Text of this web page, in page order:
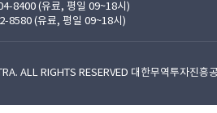
8400 (유료, 평일 09~18시)
8580 (유료, 평일 09~18시)
ALL RIGHTS RESERVED 대한무역투자진흥